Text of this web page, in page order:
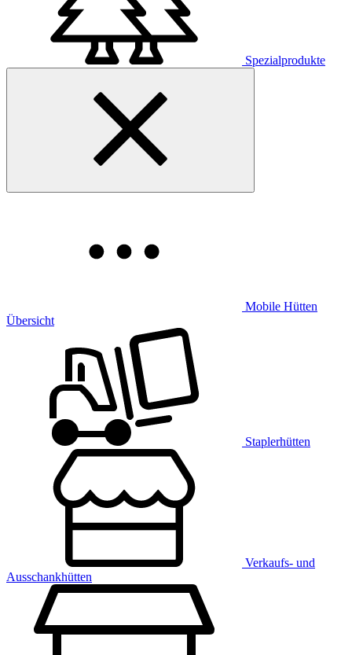
Spezialprodukte
Mobile Hütten
Übersicht
Staplerhütten
Verkaufs- und
Ausschankhütten